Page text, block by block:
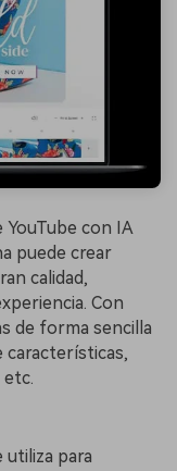
YouTube con IA
puede crear
calidad,
Con
de forma sencilla
características,
utiliza para